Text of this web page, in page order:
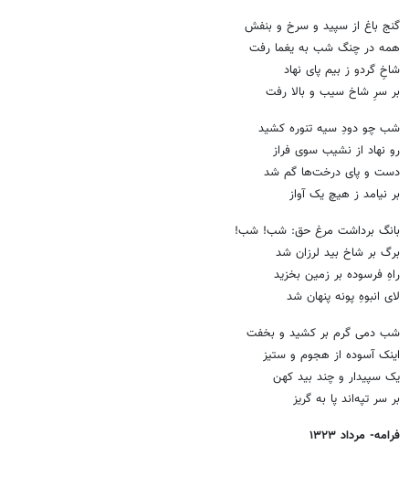
گنج باغ از سپید و سرخ و بنفش
همه در چنگ شب به یغما رفت
شاخِ گردو ز بیم پای نهاد
بر سرِ شاخ سیب و بالا رفت
شب چو دودِ سیه تنوره کشید
رو نهاد از نشیب سوی فراز
دست و پای درخت‌ها گم شد
بر نیامد ز هیچ یک آواز
بانگ برداشت مرغ حق: شب! شب!
برگ بر شاخ بید لرزان شد
راهِ فرسوده بر زمین بخزید
لای انبوهِ پونه پنهان شد
شب دمی گرم بر کشید و بخفت
اینک آسوده از هجوم و ستیز
یک سپیدار و چند بید کهن
بر سر تپه‌اند پا به گریز
فرامه- مرداد ۱۳۲۳